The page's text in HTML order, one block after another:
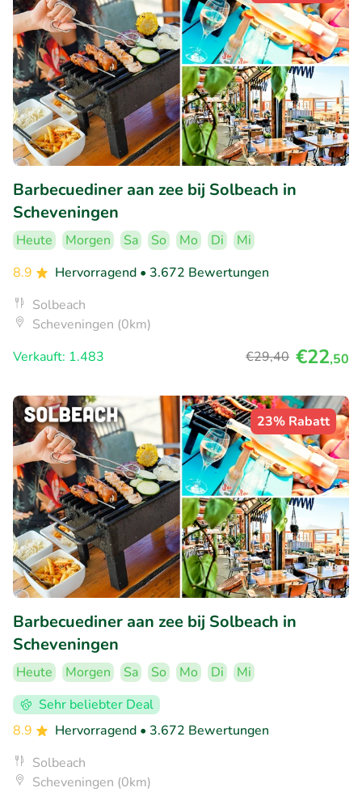
Barbecuediner aan zee bij Solbeach in
Scheveningen
Heute Morgen Sa So Mo Di
Mi
8.9
Hervorragend • 3.672 Bewertungen
Solbeach
Scheveningen (0km)
Verkauft: 1.483
€29,40 €22,50
23% Rabatt
Barbecuediner aan zee bij Solbeach in
Scheveningen
Heute Morgen Sa So Mo Di
Mi
Sehr beliebter Deal
8.9
Hervorragend • 3.672 Bewertungen
Solbeach
Scheveningen (0km)